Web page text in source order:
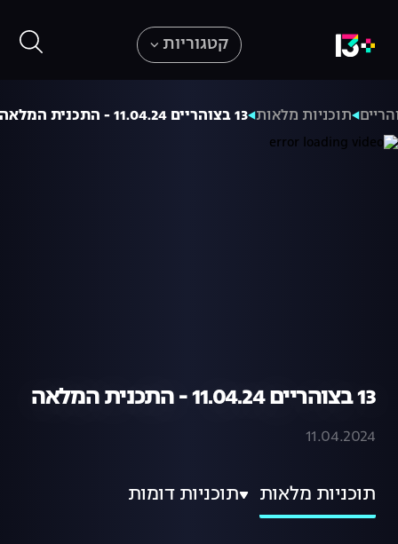
קטגוריות
תוכניות מלאות 13 בצוהריים 11.04.24 - התכנית המלאה
13 בצוהריים 11.04.24 - התכנית המלאה
11.04.2024
תוכניות מלאות תוכניות דומות